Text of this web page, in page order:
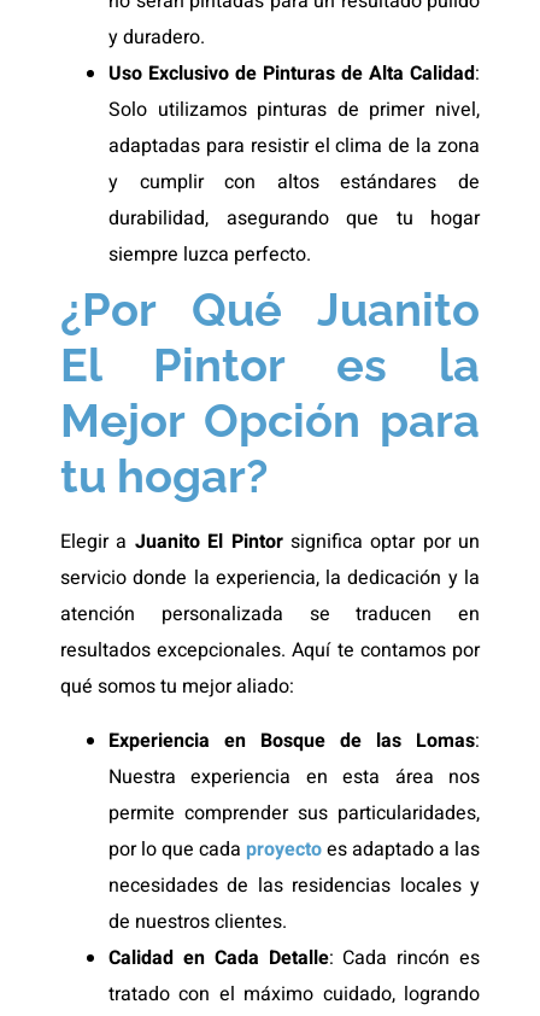
y duradero.
Uso Exclusivo de Pinturas de Alta Calidad:
Solo utilizamos pinturas de primer nivel,
adaptadas para resistir el clima de la zona
y cumplir con altos estándares de
durabilidad, asegurando que tu hogar
siempre luzca perfecto.
¿Por Qué Juanito
El Pintor es la
Mejor Opción para
tu hogar?
Elegir a Juanito El Pintorsignifica optar por un
servicio donde la experiencia, la dedicación y la
atención personalizada se traducen en
resultados excepcionales. Aquí te contamos por
qué somos tu mejor aliado:
Experiencia en Bosque de las Lomas:
Nuestra experiencia en esta área nos
permite comprender sus particularidades,
por lo que cada proyectoes adaptado a las
necesidades de las residencias locales y
de nuestros clientes.
Calidad en Cada Detalle: Cada rincón es
tratado con el máximo cuidado, logrando